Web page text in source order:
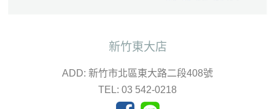
新竹東大店
ADD: 新竹市北區東大路二段408號
TEL: 03 542-0218